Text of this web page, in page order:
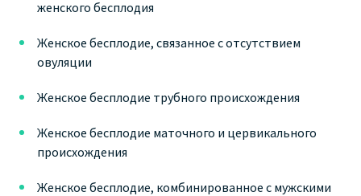
женского бесплодия
Женское бесплодие, связанное с отсутствием
овуляции
Женское бесплодие трубного происхождения
Женское бесплодие маточного и цервикального
происхождения
Женское бесплодие, комбинированное с мужскими